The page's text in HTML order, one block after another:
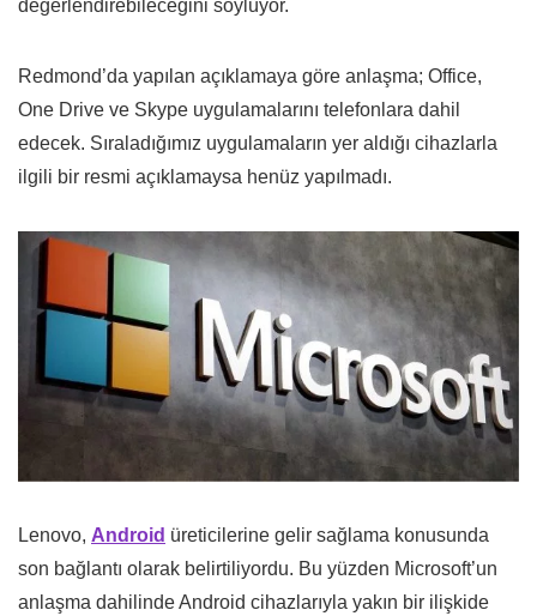
değerlendirebileceğini söylüyor.
Redmond’da yapılan açıklamaya göre anlaşma; Office,
One Drive ve Skype uygulamalarını telefonlara dahil
edecek. Sıraladığımız uygulamaların yer aldığı cihazlarla
ilgili bir resmi açıklamaysa henüz yapılmadı.
Lenovo, Android üreticilerine gelir sağlama konusunda
son bağlantı olarak belirtiliyordu. Bu yüzden Microsoft’un
anlaşma dahilinde Android cihazlarıyla yakın bir ilişkide